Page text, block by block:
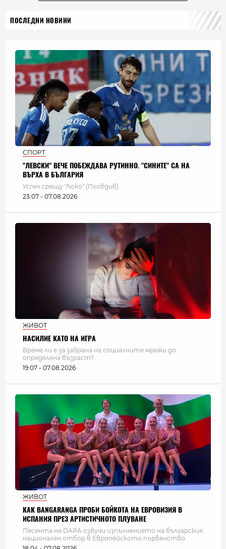
ПОСЛЕДНИ НОВИНИ
СПОРТ
"ЛЕВСКИ" ВЕЧЕ ПОБЕЖДАВА РУТИННО. "СИНИТЕ" СА НА
ВЪРХА В БЪЛГАРИЯ
Успех срещу "Локо" (Пловдив)
23:07 - 07.08.2026
ЖИВОТ
НАСИЛИЕ КАТО НА ИГРА
Време ли е за забрана на социалните мрежи до
определена възраст?
19:07 - 07.08.2026
ЖИВОТ
КАК BANGARANGA ПРОБИ БОЙКОТА НА ЕВРОВИЗИЯ В
ИСПАНИЯ ПРЕЗ АРТИСТИЧНОТО ПЛУВАНЕ
Песента на DARA озвучи изпълнението на българския
национален отбор в Европейското първенство